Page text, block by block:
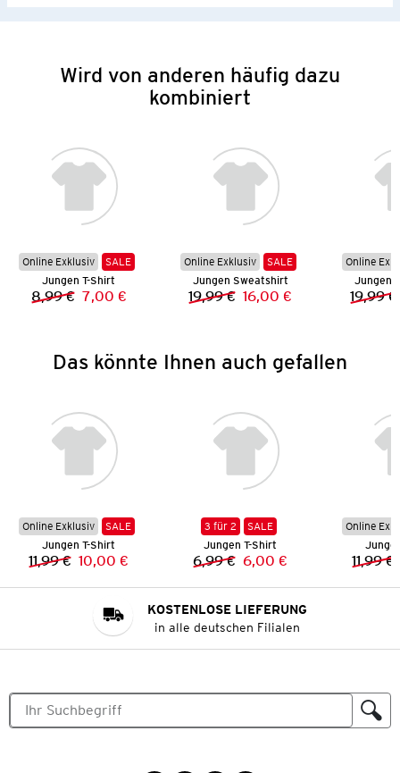
Wird von anderen häufig dazu
kombiniert
Online Exklusiv
SALE
Jungen T-Shirt
Vorheriger Preis:
8,99 € Neuer Preis:
7,00 €
Online Exklusiv
SALE
Jungen Sweatshirt
Vorheriger Preis:
19,99 € Neuer Preis:
16,00 €
Online
Jungen
19,99 €
Das könnte Ihnen auch gefallen
Online Exklusiv
SALE
Jungen T-Shirt
Vorheriger Preis:
11,99 € Neuer Preis:
10,00 €
3 für 2
SALE
Jungen T-Shirt
Vorheriger Preis:
6,99 € Neuer Preis:
6,00 €
Online
11,99 €
KOSTENLOSE LIEFERUNG
in alle deutschen Filialen